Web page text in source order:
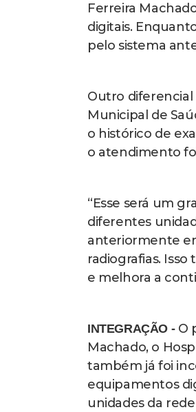
Ferreira
digitais.
pelo sistema
Outro diferencial
Municipal de
o histórico de
o atendimento
“Esse será um
diferentes
anteriormente
radiografias.
e melhora a
INTEGRAÇÃO - O
Machado, o
também já foi
equipamentos
unidades da